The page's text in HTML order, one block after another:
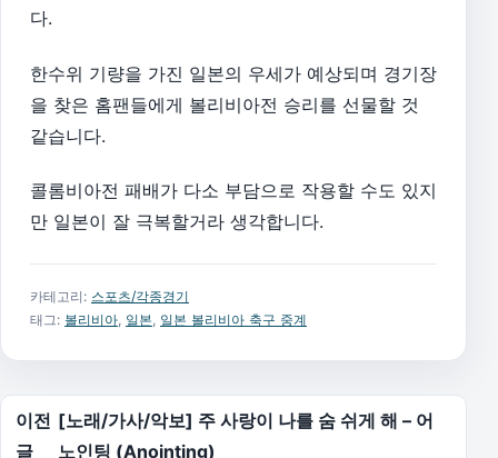
다.
한수위 기량을 가진 일본의 우세가 예상되며 경기장
을 찾은 홈팬들에게 볼리비아전 승리를 선물할 것
같습니다.
콜롬비아전 패배가 다소 부담으로 작용할 수도 있지
만 일본이 잘 극복할거라 생각합니다.
카테고리: 스포츠/각종경기
태그: 볼리비아, 일본, 일본 볼리비아 축구 중계
글 탐색
이전
글
[노래/가사/악보] 주 사랑이 나를 숨 쉬게 해 – 어
노인팅 (Anointing)